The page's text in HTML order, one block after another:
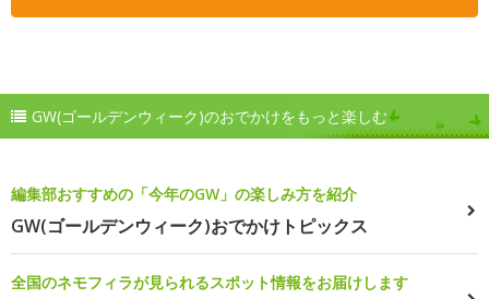
GW(ゴールデンウィーク)のおでかけをもっと楽しむ
編集部おすすめの「今年のGW」の楽しみ方を紹介
GW(ゴールデンウィーク)おでかけトピックス
全国のネモフィラが見られるスポット情報をお届けします